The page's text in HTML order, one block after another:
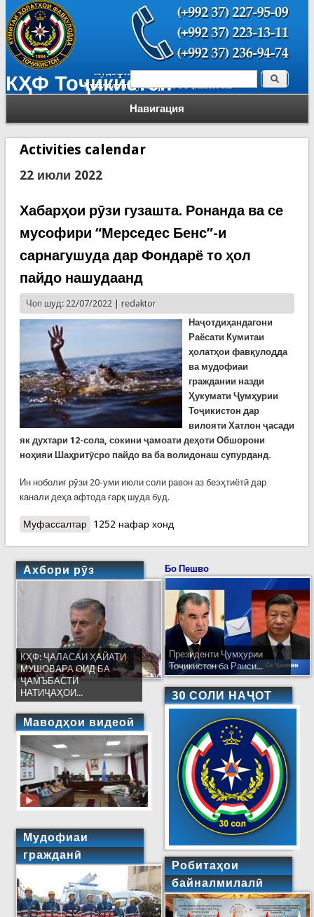
КҲФ Тоҷикистон
Навигация
Форма поиска Поиск
Activities calendar
22 июли 2022
Хабарҳои рӯзи гузашта. Ронанда ва се
мусофири “Мерседес Бенс”-и
сарнагушуда дар Фондарё то ҳол
пайдо нашудаанд
Чоп шуд: 22/07/2022 | redaktor
Наҷотдиҳандагони
Раёсати Кумитаи
ҳолатҳои фавқулодда
ва мудофиаи
граждании назди
Ҳукумати Ҷумҳурии
Тоҷикистон дар
вилояти Хатлон ҷасади
як духтари 12-сола, сокини ҷамоати деҳоти Обшорони
ноҳияи Шаҳритӯсро пайдо ва ба волидонаш супурданд.
Ин ноболиғ рӯзи 20-уми июли соли равон аз беэҳтиётӣ дар
канали деҳа афтода ғарқ шуда буд.
Муфассалтаро Хабарҳои рӯзи гузашта. Ронанда ва се
1252 нафар хонд
Ахбори рӯз
КҲФ: ҶАЛАСАИ ҲАЙАТИ
МУШОВАРА ОИД БА
ҶАМЪБАСТИ
НАТИҶАҲОИ...
Маводҳои видеоӣ
Мудофиаи
гражданӣ
Бо Пешво
Президенти Ҷумҳурии
Тоҷикистон ба Раиси...
30 СОЛИ НАҶОТ
Робитаҳои
байналмилалӣ